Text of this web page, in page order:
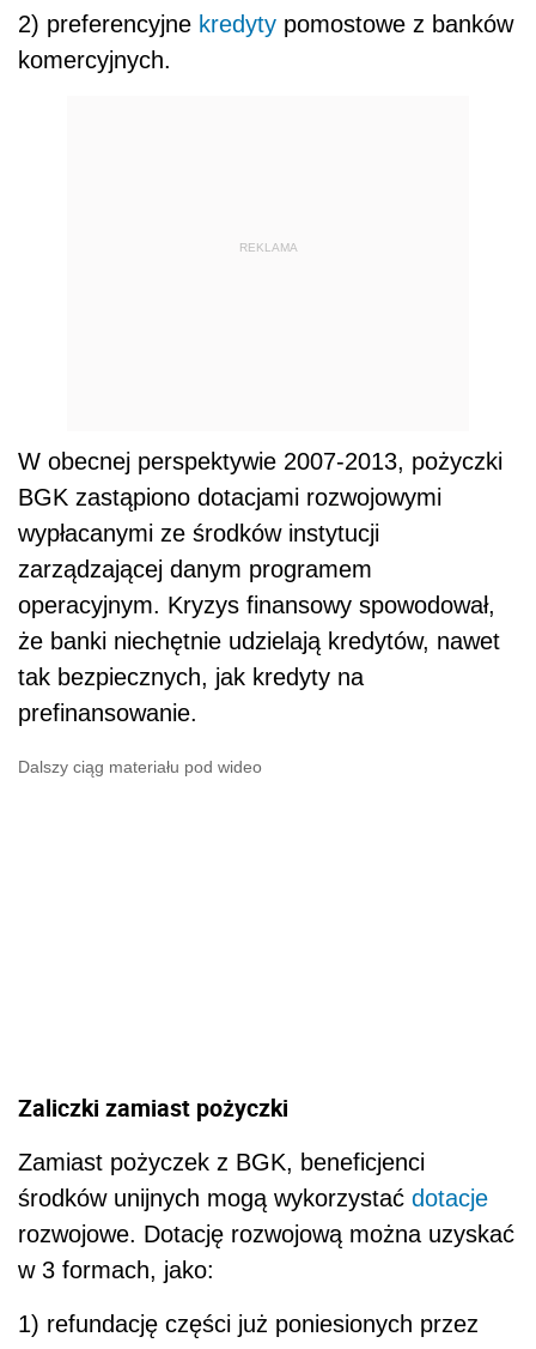
2) preferencyjne kredyty pomostowe z banków
komercyjnych.
REKLAMA
W obecnej perspektywie 2007-2013, pożyczki
BGK zastąpiono dotacjami rozwojowymi
wypłacanymi ze środków instytucji
zarządzającej danym programem
operacyjnym. Kryzys finansowy spowodował,
że banki niechętnie udzielają kredytów, nawet
tak bezpiecznych, jak kredyty na
prefinansowanie.
Dalszy ciąg materiału pod wideo
Zaliczki zamiast pożyczki
Zamiast pożyczek z BGK, beneficjenci
środków unijnych mogą wykorzystać dotacje
rozwojowe. Dotację rozwojową można uzyskać
w 3 formach, jako:
1) refundację części już poniesionych przez